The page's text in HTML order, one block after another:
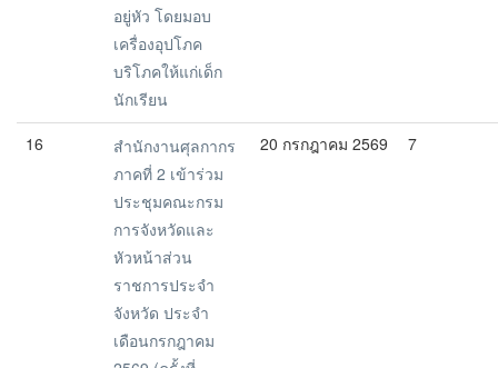
อยู่หัว โดยมอบ
เครื่องอุปโภค
บริโภคให้แก่เด็ก
นักเรียน
16
สำนักงานศุลกากร
ภาคที่ 2 เข้าร่วม
ประชุมคณะกรม
การจังหวัดและ
หัวหน้าส่วน
ราชการประจำ
จังหวัด ประจำ
เดือนกรกฎาคม
20 กรกฎาคม 2569 7